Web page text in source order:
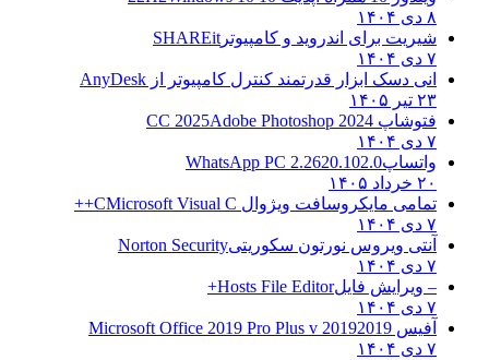
۸ دی ۱۴۰۴
شیریت برای اندروید و کامپیوترSHAREit
۷ دی ۱۴۰۴
انی دسک ابزار قدرتمند کنترل کامپیوتر از AnyDesk
۲۳ تیر ۱۴۰۵
فتوشاپ CC 2025 Adobe Photoshop 2024
۷ دی ۱۴۰۴
واتساپWhatsApp PC 2.2620.102.0
۲۰ خرداد ۱۴۰۵
تمامی مایکروسافت ویژوال C Microsoft Visual C++
۷ دی ۱۴۰۴
آنتی ویروس نورتون سکوریتیNorton Security
۷ دی ۱۴۰۴
– ویرایش فایلHosts File Editor+
۷ دی ۱۴۰۴
آفیس 2019 2019 Microsoft Office 2019 Pro Plus v
۷ دی ۱۴۰۴